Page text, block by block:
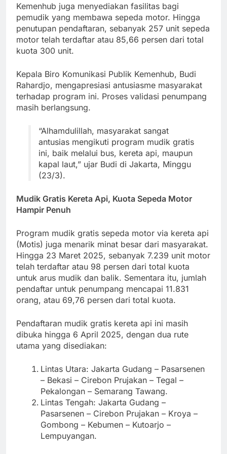
Kemenhub juga menyediakan fasilitas bagi
pemudik yang membawa sepeda motor. Hingga
penutupan pendaftaran, sebanyak 257 unit sepeda
motor telah terdaftar atau 85,66 persen dari total
kuota 300 unit.
Kepala Biro Komunikasi Publik Kemenhub, Budi
Rahardjo, mengapresiasi antusiasme masyarakat
terhadap program ini. Proses validasi penumpang
masih berlangsung.
“Alhamdulillah, masyarakat sangat
antusias mengikuti program mudik gratis
ini, baik melalui bus, kereta api, maupun
kapal laut,” ujar Budi di Jakarta, Minggu
(23/3).
Mudik Gratis Kereta Api, Kuota Sepeda Motor
Hampir Penuh
Program mudik gratis sepeda motor via kereta api
(Motis) juga menarik minat besar dari masyarakat.
Hingga 23 Maret 2025, sebanyak 7.239 unit motor
telah terdaftar atau 98 persen dari total kuota
untuk arus mudik dan balik. Sementara itu, jumlah
pendaftar untuk penumpang mencapai 11.831
orang, atau 69,76 persen dari total kuota.
Pendaftaran mudik gratis kereta api ini masih
dibuka hingga 6 April 2025, dengan dua rute
utama yang disediakan:
Lintas Utara: Jakarta Gudang – Pasarsenen
– Bekasi – Cirebon Prujakan – Tegal –
Pekalongan – Semarang Tawang.
Lintas Tengah: Jakarta Gudang –
Pasarsenen – Cirebon Prujakan – Kroya –
Gombong – Kebumen – Kutoarjo –
Lempuyangan.